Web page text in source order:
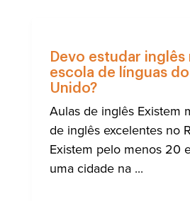
Devo estudar inglês
escola de línguas
Unido?
Aulas de inglês Existem
de inglês excelentes no
Existem pelo menos 20
uma cidade na ...